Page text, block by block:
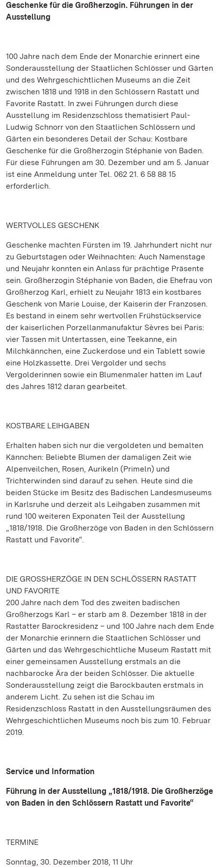
Geschenke für die Großherzogin. Führungen in der
Ausstellung
100 Jahre nach dem Ende der Monarchie erinnert eine
Sonderausstellung der Staatlichen Schlösser und Gärten
und des Wehrgeschichtlichen Museums an die Zeit
zwischen 1818 und 1918 in den Schlössern Rastatt und
Favorite Rastatt. In zwei Führungen durch diese
Ausstellung im Residenzschloss thematisiert Paul-
Ludwig Schnorr von den Staatlichen Schlössern und
Gärten ein besonderes Detail der Schau: Kostbare
Geschenke für die Großherzogin Stéphanie von Baden.
Für diese Führungen am 30. Dezember und am 5. Januar
ist eine Anmeldung unter Tel. 062 21. 6 58 88 15
erforderlich.
WERTVOLLES GESCHENK
Geschenke machten Fürsten im 19. Jahrhundert nicht nur
zu Geburtstagen oder Weihnachten: Auch Namenstage
und Neujahr konnten ein Anlass für prächtige Präsente
sein. Großherzogin Stéphanie von Baden, die Ehefrau von
Großherzog Karl, erhielt zu Neujahr 1813 ein kostbares
Geschenk von Marie Louise, der Kaiserin der Franzosen.
Es bestand in einem sehr wertvollen Frühstückservice
der kaiserlichen Porzellanmanufaktur Sèvres bei Paris:
vier Tassen mit Untertassen, eine Teekanne, ein
Milchkännchen, eine Zuckerdose und ein Tablett sowie
eine Holzkassette. Drei Vergolder und sechs
Vergolderinnen sowie ein Blumenmaler hatten im Lauf
des Jahres 1812 daran gearbeitet.
KOSTBARE LEIHGABEN
Erhalten haben sich nur die vergoldeten und bemalten
Kännchen: Beliebte Blumen der damaligen Zeit wie
Alpenveilchen, Rosen, Aurikeln (Primeln) und
Trichterwinden sind darauf zu sehen. Heute sind die
beiden Stücke im Besitz des Badischen Landesmuseums
in Karlsruhe und derzeit als Leihgaben zusammen mit
rund 100 weiteren Exponaten Teil der Ausstellung
„1818/1918. Die Großherzöge von Baden in den Schlössern
Rastatt und Favorite“.
DIE GROSSHERZÖGE IN DEN SCHLÖSSERN RASTATT
UND FAVORITE
200 Jahre nach dem Tod des zweiten badischen
Großherzogs Karl – er starb am 8. Dezember 1818 in der
Rastatter Barockresidenz – und 100 Jahre nach dem Ende
der Monarchie erinnern die Staatlichen Schlösser und
Gärten und das Wehrgeschichtliche Museum Rastatt mit
einer gemeinsamen Ausstellung erstmals an die
nachbarocke Ära der beiden Schlösser. Die aktuelle
Sonderausstellung zeigt die Barockbauten erstmals in
anderem Licht. Zu sehen ist die Schau im
Residenzschloss Rastatt in den Ausstellungsräumen des
Wehrgeschichtlichen Museums noch bis zum 10. Februar
2019.
Service und Information
Führung in der Ausstellung „1818/1918. Die Großherzöge
von Baden in den Schlössern Rastatt und Favorite“
TERMINE
Sonntag, 30. Dezember 2018, 11 Uhr